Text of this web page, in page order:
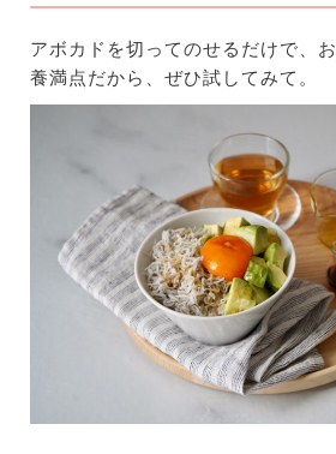
アボカドを切ってのせるだけで、
養満点だから、ぜひ試してみて。